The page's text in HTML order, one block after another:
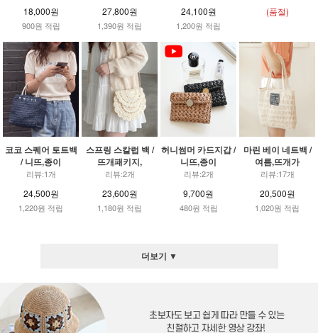
18,000원
900원 적립
27,800원
1,390원 적립
24,100원
1,200원 적립
(품절)
코코 스퀘어 토트백
/ 니뜨,종이
리뷰:1개
24,500원
1,220원 적립
스프링 스칼럽 백 /
뜨개패키지,
리뷰:2개
23,600원
1,180원 적립
허니썸머 카드지갑 /
니뜨,종이
리뷰:2개
9,700원
480원 적립
마린 베이 네트백 /
여름,뜨개가
리뷰:17개
20,500원
1,020원 적립
더보기 ▼